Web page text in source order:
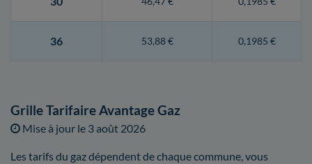
36 53,88 € 0,1985 €
Grille Tarifaire Avantage Gaz
Mise à jour le 3 août 2026
Les tarifs du gaz dépendent de chaque commune, vous